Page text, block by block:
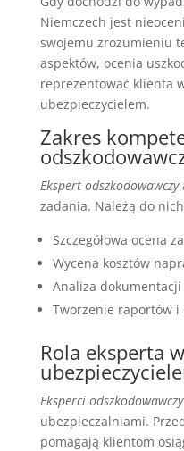
Niemczech jest
swojemu zrozumieniu
aspektów, ocenia
reprezentować klienta
ubezpieczycielem.
Zakres
Ekspert odszkodowawczy
zadania. Należą do
Szczegółowa ocena
Wycena kosztów
Analiza
Tworzenie raportów
Rola eksperta
Eksperci odszkodowawczy
ubezpieczalniami.
pomagają klientom